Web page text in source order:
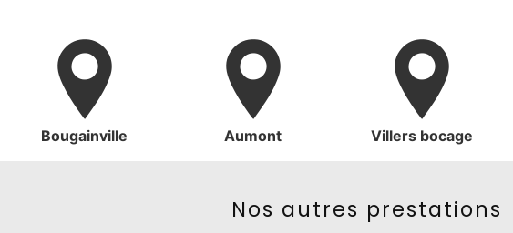
Bougainville Aumont Villers bocage
Nos autres prestations